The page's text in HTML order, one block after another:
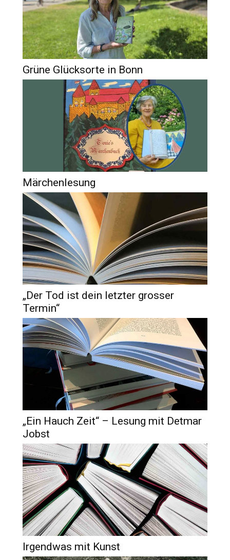
Grüne Glücksorte in Bonn
Märchenlesung
„Der Tod ist dein letzter grosser
Termin“
„Ein Hauch Zeit“ – Lesung mit Detmar
Jobst
Irgendwas mit Kunst